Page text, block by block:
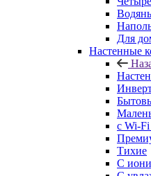
Для
Настенные
с Wi-
Тихие
С